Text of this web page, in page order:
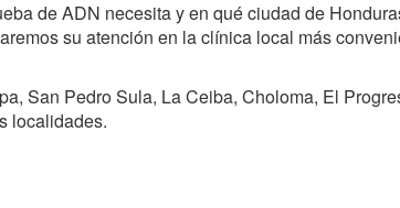
de ADN necesita y en qué ciudad de
su atención en la clínica local más
San Pedro Sula, La Ceiba, Choloma, El
localidades.